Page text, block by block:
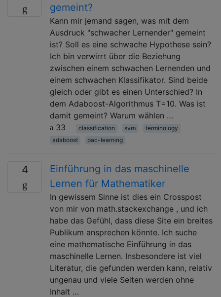
gemeint?
Kann mir jemand sagen, was mit dem
Ausdruck "schwacher Lernender" gemeint
ist? Soll es eine schwache Hypothese sein?
Ich bin verwirrt über die Beziehung
zwischen einem schwachen Lernenden und
einem schwachen Klassifikator. Sind beide
gleich oder gibt es einen Unterschied? In
dem Adaboost-Algorithmus T=10. Was ist
damit gemeint? Warum wählen …
33
classification svm
terminology
adaboost
pac-learning
4
Einführung in das maschinelle
Lernen für Mathematiker
In gewissem Sinne ist dies ein Crosspost
von mir von math.stackexchange , und ich
habe das Gefühl, dass diese Site ein breites
Publikum ansprechen könnte. Ich suche
eine mathematische Einführung in das
maschinelle Lernen. Insbesondere ist viel
Literatur, die gefunden werden kann, relativ
ungenau und viele Seiten werden ohne
Inhalt …